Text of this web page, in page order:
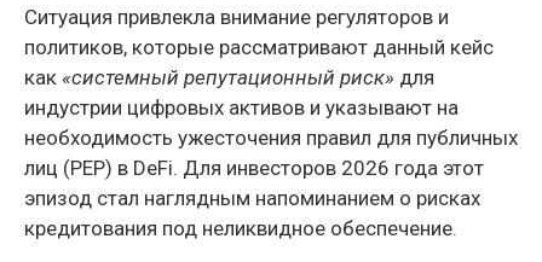
Ситуация привлекла внимание регуляторов и
политиков, которые рассматривают данный кейс
как «системный репутационный риск» для
индустрии цифровых активов и указывают на
необходимость ужесточения правил для публичных
лиц (PEP) в DeFi. Для инвесторов 2026 года этот
эпизод стал наглядным напоминанием о рисках
кредитования под неликвидное обеспечение.